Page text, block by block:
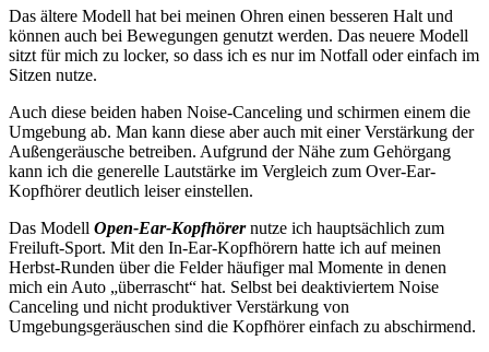
Das ältere Modell hat bei meinen Ohren einen besseren Halt und
können auch bei Bewegungen genutzt werden. Das neuere Modell
sitzt für mich zu locker, so dass ich es nur im Notfall oder einfach im
Sitzen nutze.
Auch diese beiden haben Noise-Canceling und schirmen einem die
Umgebung ab. Man kann diese aber auch mit einer Verstärkung der
Außengeräusche betreiben. Aufgrund der Nähe zum Gehörgang
kann ich die generelle Lautstärke im Vergleich zum Over-Ear-
Kopfhörer deutlich leiser einstellen.
Das Modell Open-Ear-Kopfhörernutze ich hauptsächlich zum
Freiluft-Sport. Mit den In-Ear-Kopfhörern hatte ich auf meinen
Herbst-Runden über die Felder häufiger mal Momente in denen
mich ein Auto „überrascht“ hat. Selbst bei deaktiviertem Noise
Canceling und nicht produktiver Verstärkung von
Umgebungsgeräuschen sind die Kopfhörer einfach zu abschirmend.